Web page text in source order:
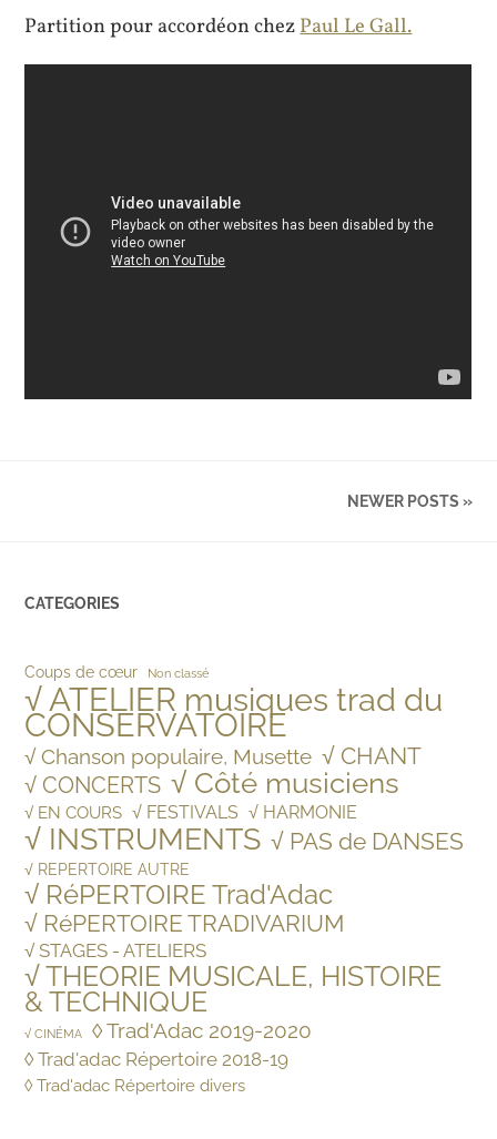
Partition pour accordéon chezPaul Le Gall.
NEWER POSTS »
CATEGORIES
Coups de cœur Non classé
√ ATELIER musiques trad du
CONSERVATOIRE
√ Chanson populaire, Musette √ CHANT
√ CONCERTS √ Côté musiciens
√ EN COURS √ FESTIVALS √ HARMONIE
√ INSTRUMENTS √ PAS de DANSES
√ REPERTOIRE AUTRE
√ RéPERTOIRE Trad'Adac
√ RéPERTOIRE TRADIVARIUM
√ STAGES - ATELIERS
√ THEORIE MUSICALE, HISTOIRE
& TECHNIQUE
√ CINÉMA ◊ Trad'Adac 2019-2020
◊ Trad'adac Répertoire 2018-19
◊ Trad'adac Répertoire divers